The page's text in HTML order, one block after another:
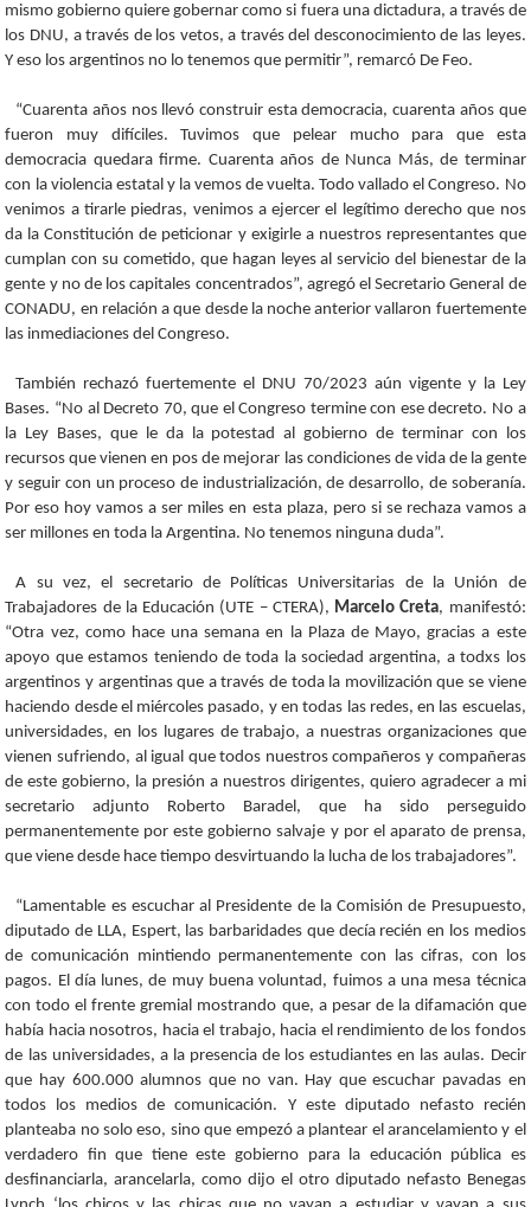
mismo gobierno quiere gobernar como si fuera una dictadura, a través de
los DNU, a través de los vetos, a través del desconocimiento de las leyes.
Y eso los argentinos no lo tenemos que permitir”, remarcó De Feo.
“Cuarenta años nos llevó construir esta democracia, cuarenta años que
fueron muy difíciles. Tuvimos que pelear mucho para que esta
democracia quedara firme. Cuarenta años de Nunca Más, de terminar
con la violencia estatal y la vemos de vuelta. Todo vallado el Congreso. No
venimos a tirarle piedras, venimos a ejercer el legítimo derecho que nos
da la Constitución de peticionar y exigirle a nuestros representantes que
cumplan con su cometido, que hagan leyes al servicio del bienestar de la
gente y no de los capitales concentrados”, agregó el Secretario General de
CONADU, en relación a que desde la noche anterior vallaron fuertemente
las inmediaciones del Congreso.
También rechazó fuertemente el DNU 70/2023 aún vigente y la Ley
Bases. “No al Decreto 70, que el Congreso termine con ese decreto. No a
la Ley Bases, que le da la potestad al gobierno de terminar con los
recursos que vienen en pos de mejorar las condiciones de vida de la gente
y seguir con un proceso de industrialización, de desarrollo, de soberanía.
Por eso hoy vamos a ser miles en esta plaza, pero si se rechaza vamos a
ser millones en toda la Argentina. No tenemos ninguna duda”.
A su vez, el secretario de Políticas Universitarias de la Unión de
Trabajadores de la Educación (UTE – CTERA), Marcelo Creta, manifestó:
“Otra vez, como hace una semana en la Plaza de Mayo, gracias a este
apoyo que estamos teniendo de toda la sociedad argentina, a todxs los
argentinos y argentinas que a través de toda la movilización que se viene
haciendo desde el miércoles pasado, y en todas las redes, en las escuelas,
universidades, en los lugares de trabajo, a nuestras organizaciones que
vienen sufriendo, al igual que todos nuestros compañeros y compañeras
de este gobierno, la presión a nuestros dirigentes, quiero agradecer a mi
secretario adjunto Roberto Baradel, que ha sido perseguido
permanentemente por este gobierno salvaje y por el aparato de prensa,
que viene desde hace tiempo desvirtuando la lucha de los trabajadores”.
“Lamentable es escuchar al Presidente de la Comisión de Presupuesto,
diputado de LLA, Espert, las barbaridades que decía recién en los medios
de comunicación mintiendo permanentemente con las cifras, con los
pagos. El día lunes, de muy buena voluntad, fuimos a una mesa técnica
con todo el frente gremial mostrando que, a pesar de la difamación que
había hacia nosotros, hacia el trabajo, hacia el rendimiento de los fondos
de las universidades, a la presencia de los estudiantes en las aulas. Decir
que hay 600.000 alumnos que no van. Hay que escuchar pavadas en
todos los medios de comunicación. Y este diputado nefasto recién
planteaba no solo eso, sino que empezó a plantear el arancelamiento y el
verdadero fin que tiene este gobierno para la educación pública es
desfinanciarla, arancelarla, como dijo el otro diputado nefasto Benegas